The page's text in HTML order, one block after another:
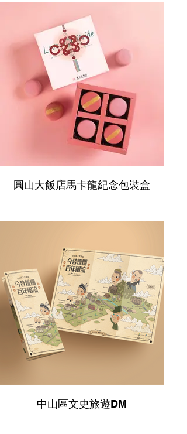
圓山大飯店馬卡龍紀念包裝盒
中山區文史旅遊DM